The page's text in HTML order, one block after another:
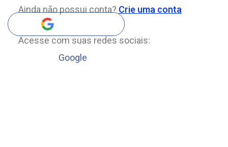
Ainda não possui conta? Crie uma conta
Acesse com suas redes sociais:
Google